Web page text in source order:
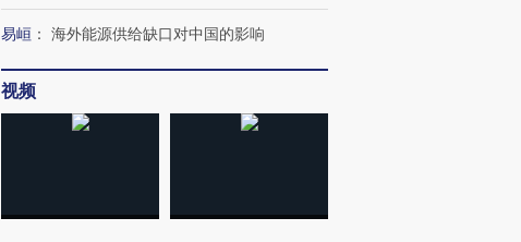
易峘 ： 海外能源供给缺口对中国的影响
视频